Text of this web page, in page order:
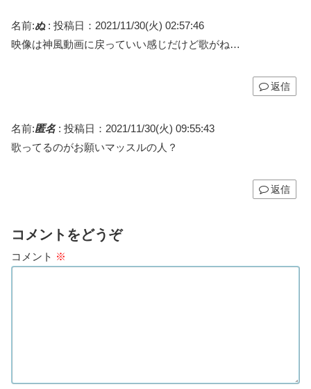
名前:ぬ: 投稿日：2021/11/30(火) 02:57:46
映像は神風動画に戻っていい感じだけど歌がね…
返信
名前:匿名: 投稿日：2021/11/30(火) 09:55:43
歌ってるのがお願いマッスルの人？
返信
コメントをどうぞ
コメント ※